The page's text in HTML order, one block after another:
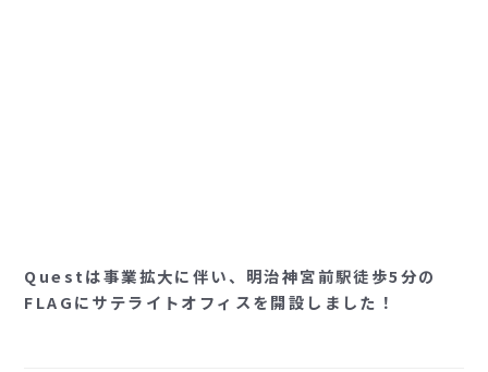
Questは事業拡大に伴い、明治神宮前駅徒歩5分の
FLAGにサテライトオフィスを開設しました！